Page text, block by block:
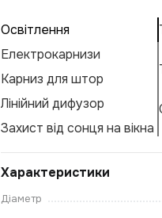
Освітлення
Електрокарнизи
Карниз для штор
Лінійний дифузор
Захист від сонця на вікна
Характеристики
Діаметр